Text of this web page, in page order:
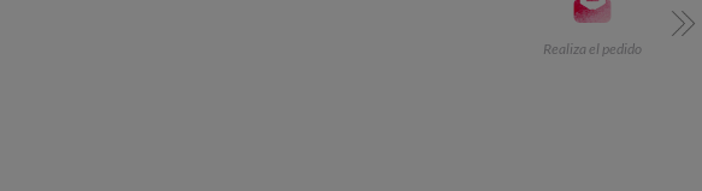
Realiza el pedido